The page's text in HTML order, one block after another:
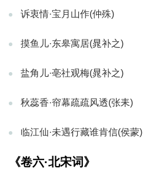
诉衷情·宝月山作(仲殊)
摸鱼儿·东皋寓居(晁补之)
盐角儿·亳社观梅(晁补之)
秋蕊香·帘幕疏疏风透(张耒)
临江仙·未遇行藏谁肯信(侯蒙)
《卷六·北宋词》